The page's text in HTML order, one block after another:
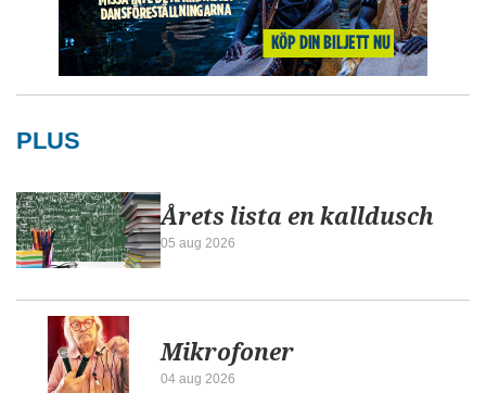
PLUS
Årets lista en kalldusch
05 aug 2026
Mikrofoner
04 aug 2026